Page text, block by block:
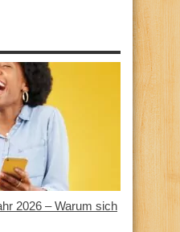
2026 – Warum sich